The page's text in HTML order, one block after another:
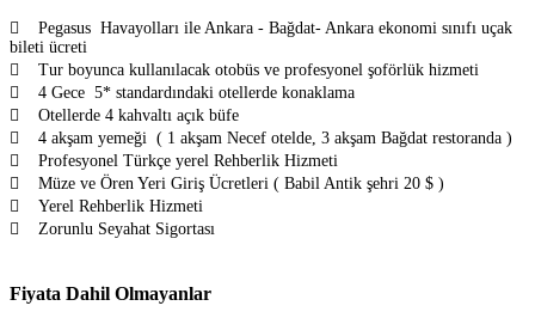
 Pegasus Havayolları ile Ankara - Bağdat- Ankara ekonomi sınıfı uçak
bileti ücreti
 Tur boyunca kullanılacak otobüs ve profesyonel şoförlük hizmeti
 4 Gece 5* standardındaki otellerde konaklama
 Otellerde 4 kahvaltı açık büfe
 4 akşam yemeği ( 1 akşam Necef otelde, 3 akşam Bağdat restoranda )
 Profesyonel Türkçe yerel Rehberlik Hizmeti
 Müze ve Ören Yeri Giriş Ücretleri ( Babil Antik şehri 20 $ )
 Yerel Rehberlik Hizmeti
 Zorunlu Seyahat Sigortası
Fiyata Dahil Olmayanlar